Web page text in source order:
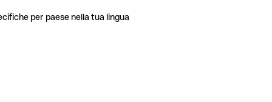
per paese nella tua lingua